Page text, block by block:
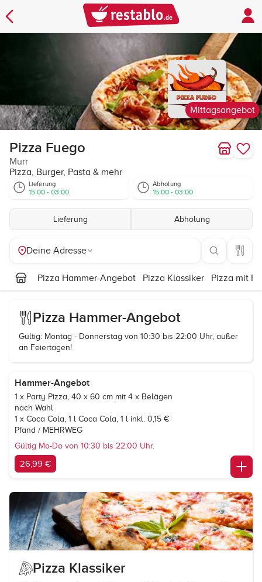
Mittagsangebot
Pizza Fuego
Murr
Pizza, Burger, Pasta & mehr
Lieferung
15:00 - 03:00
Abholung
15:00 - 03:00
Lieferung Abholung
Deine Adresse
Pizza Hammer-Angebot Pizza Klassiker Pizza mit
Pizza Hammer-Angebot
Gültig: Montag - Donnerstag von 10:30 bis 22:00 Uhr, außer
an Feiertagen!
Hammer-Angebot
1 x Party Pizza, 40 x 60 cm mit 4 x Belägen
nach Wahl
1 x Coca Cola, 1 l Coca Cola, 1 l inkl. 0,15 €
Pfand / MEHRWEG
Gültig Mo-Do von 10:30 bis 22:00 Uhr.
26,99 €
Pizza Klassiker